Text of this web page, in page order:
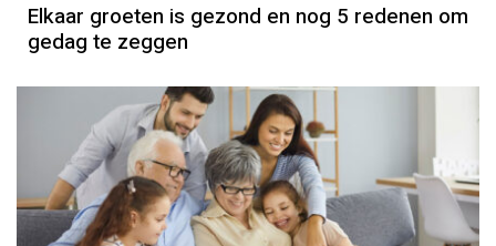
Elkaar groeten is gezond en nog 5 redenen om
gedag te zeggen